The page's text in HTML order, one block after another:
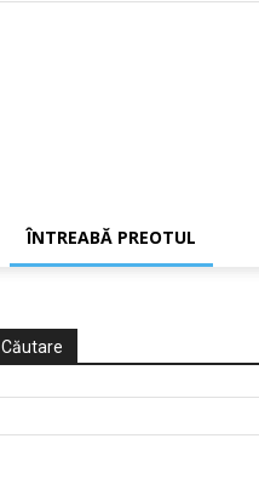
ÎNTREABĂ PREOTUL
Căutare